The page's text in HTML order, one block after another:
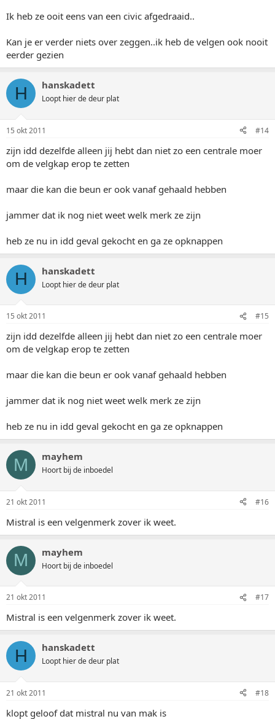
Ik heb ze ooit eens van een civic afgedraaid..
Kan je er verder niets over zeggen..ik heb de velgen ook nooit
eerder gezien
H hanskadett
Loopt hier de deur plat
15 okt 2011 #14
zijn idd dezelfde alleen jij hebt dan niet zo een centrale moer
om de velgkap erop te zetten
maar die kan die beun er ook vanaf gehaald hebben
jammer dat ik nog niet weet welk merk ze zijn
heb ze nu in idd geval gekocht en ga ze opknappen
H hanskadett
Loopt hier de deur plat
15 okt 2011 #15
zijn idd dezelfde alleen jij hebt dan niet zo een centrale moer
om de velgkap erop te zetten
maar die kan die beun er ook vanaf gehaald hebben
jammer dat ik nog niet weet welk merk ze zijn
heb ze nu in idd geval gekocht en ga ze opknappen
M mayhem
Hoort bij de inboedel
21 okt 2011 #16
Mistral is een velgenmerk zover ik weet.
M mayhem
Hoort bij de inboedel
21 okt 2011 #17
Mistral is een velgenmerk zover ik weet.
H hanskadett
Loopt hier de deur plat
21 okt 2011 #18
klopt geloof dat mistral nu van mak is